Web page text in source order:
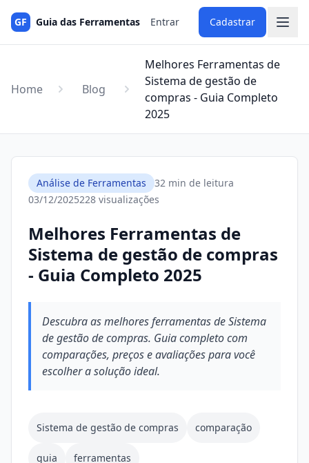
GF Guia das Ferramentas Entrar Cadastrar
Home Blog
Melhores Ferramentas de
Sistema de gestão de
compras - Guia Completo
2025
Análise de Ferramentas
32 min de leitura
03/12/2025228 visualizações
Melhores Ferramentas de
Sistema de gestão de compras
- Guia Completo 2025
Descubra as melhores ferramentas de Sistema
de gestão de compras. Guia completo com
comparações, preços e avaliações para você
escolher a solução ideal.
Sistema de gestão de compras comparação
guia ferramentas